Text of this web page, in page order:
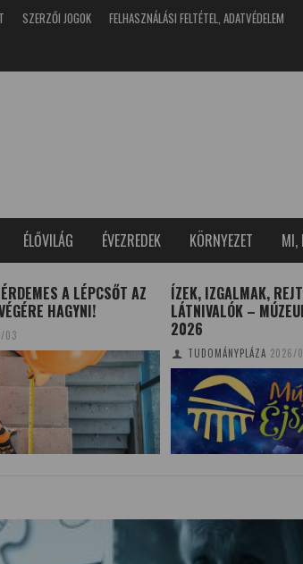
SZERZŐI JOGOK
FELHASZNÁLÁSI FELTÉTEL, ADATVÉDELEM
ÉLŐVILÁG ÉVEZREDEK KÖRNYEZET MI,
A LÉPCSŐT AZ
HAGYNI!
03
ÍZEK, IZGALMAK,
LÁTNIVALÓK –
2026
TUDOMÁNYPLÁZA 2026/